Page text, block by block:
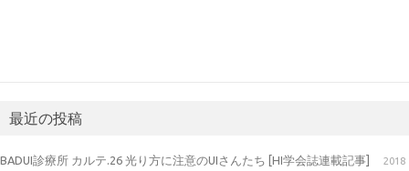
最近の投稿
BADUI診療所 カルテ.26 光り方に注意のUIさんたち [HI学会誌連載記事]
2018